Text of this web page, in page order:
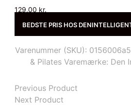
129,00 kr.
BEDSTE PRIS HOS
Varenummer (SKU):
& Pilates Varemærke: Den
Previous Product
Next Product